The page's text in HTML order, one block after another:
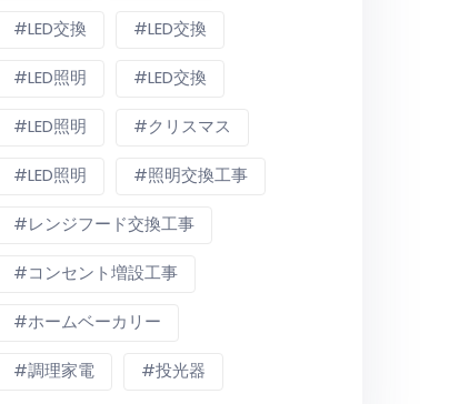
LED交換 LED交換
LED照明 LED交換
LED照明 クリスマス
LED照明 照明交換工事
レンジフード交換工事
コンセント増設工事
ホームベーカリー
調理家電 投光器